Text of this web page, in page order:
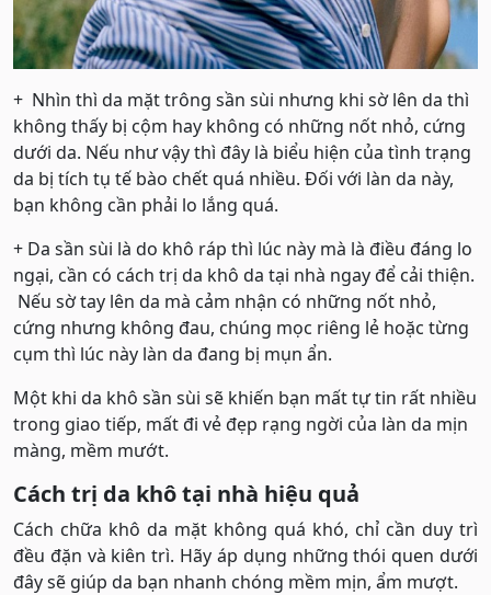
+ Nhìn thì da mặt trông sần sùi nhưng khi sờ lên da thì
không thấy bị cộm hay không có những nốt nhỏ, cứng
dưới da. Nếu như vậy thì đây là biểu hiện của tình trạng
da bị tích tụ tế bào chết quá nhiều. Đối với làn da này,
bạn không cần phải lo lắng quá.
+ Da sần sùi là do khô ráp thì lúc này mà là điều đáng lo
ngại, cần có cách trị da khô da tại nhà ngay để cải thiện.
Nếu sờ tay lên da mà cảm nhận có những nốt nhỏ,
cứng nhưng không đau, chúng mọc riêng lẻ hoặc từng
cụm thì lúc này làn da đang bị mụn ẩn.
Một khi da khô sần sùi sẽ khiến bạn mất tự tin rất nhiều
trong giao tiếp, mất đi vẻ đẹp rạng ngời của làn da mịn
màng, mềm mướt.
Cách trị da khô tại nhà hiệu quả
Cách chữa khô da mặt không quá khó, chỉ cần duy trì
đều đặn và kiên trì. Hãy áp dụng những thói quen dưới
đây sẽ giúp da bạn nhanh chóng mềm mịn, ẩm mượt.